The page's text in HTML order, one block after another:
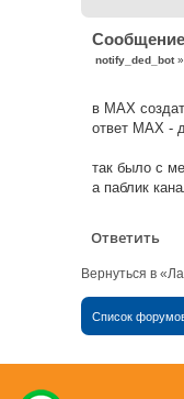
е
С
щ
е
е
notify_ded_bot»
в МАХ
ответ МАХ -
так было с
а паблик
Ответить
Вернуться в
Список